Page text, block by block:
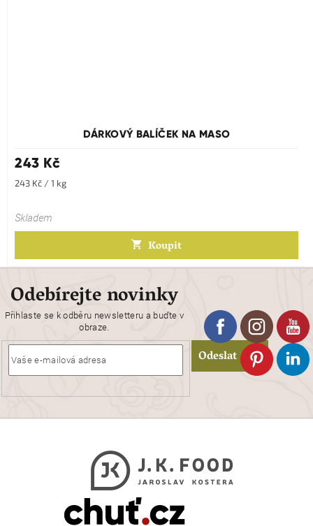
DÁRKOVÝ BALÍČEK NA MASO
243 Kč
Měrná
243 Kč / 1 kg
Skladem
Koupit
Odebírejte novinky
Přihlaste se k odběru newsletteru a buďte v
obraze.
Odeslat